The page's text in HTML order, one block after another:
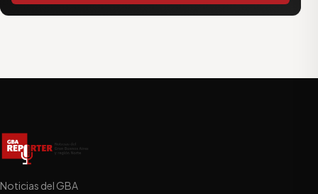
Noticias del GBA